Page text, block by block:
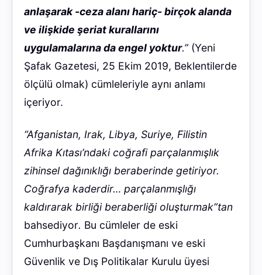
anlaşarak -ceza alanı hariç- birçok alanda
ve ilişkide şeriat kurallarını
uygulamalarına da engel yoktur.” (Yeni
Şafak Gazetesi, 25 Ekim 2019, Beklentilerde
ölçülü olmak) cümleleriyle aynı anlamı
içeriyor.
“Afganistan, Irak, Libya, Suriye, Filistin
Afrika Kıtası’ndaki coğrafi parçalanmışlık
zihinsel dağınıklığı beraberinde getiriyor.
Coğrafya kaderdir… parçalanmışlığı
kaldırarak birliği beraberliği oluşturmak”tan
bahsediyor. Bu cümleler de eski
Cumhurbaşkanı Başdanışmanı ve eski
Güvenlik ve Dış Politikalar Kurulu üyesi